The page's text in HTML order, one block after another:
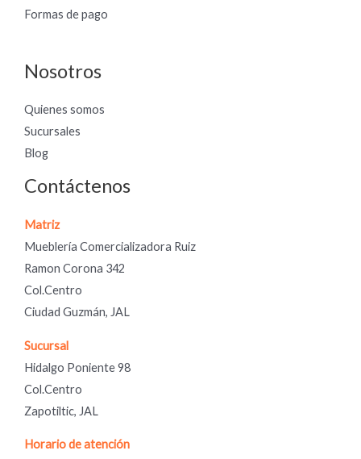
Formas de pago
Nosotros
Quienes somos
Sucursales
Blog
Contáctenos
Matriz
Mueblería Comercializadora Ruiz
Ramon Corona 342
Col.Centro
Ciudad Guzmán, JAL
Sucursal
Hidalgo Poniente 98
Col.Centro
Zapotiltic, JAL
Horario de atención